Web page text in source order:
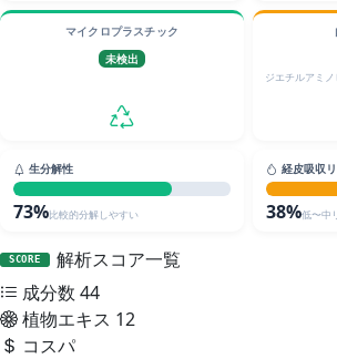
マイクロプラスチック
未検出
ジエチルアミ
生分解性
73%比較的分解しやすい
経皮吸収
38%低〜中
SCORE
解析スコア一覧
成分数 44
植物エキス 12
コスパ